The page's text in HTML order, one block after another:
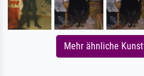
Mehr ähnliche